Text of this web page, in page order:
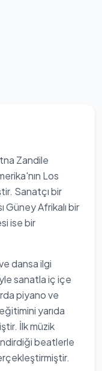
Zandile
Los
Sanatçı bir
Afrikalı bir
ise bir
dansa ilgi
sanatla iç içe
piyano ve
yarıda
İlk müzik
beatlerle